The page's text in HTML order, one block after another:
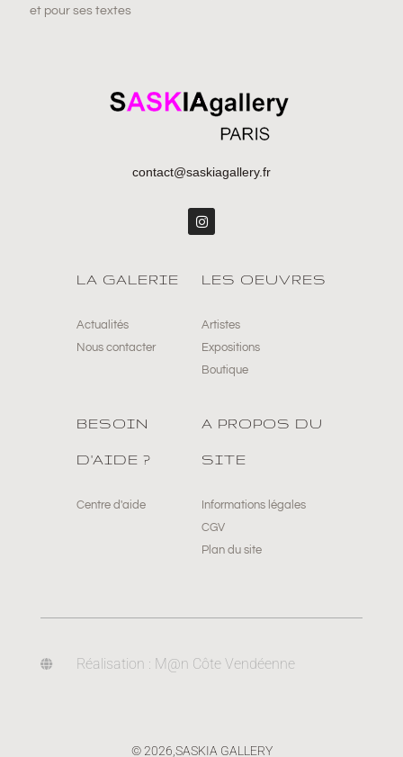
et pour ses textes
contact@saskiagallery.fr
LA GALERIE
Actualités
Nous contacter
LES OEUVRES
Artistes
Expositions
Boutique
BESOIN
D'AIDE ?
Centre d'aide
A PROPOS DU
SITE
Informations légales
CGV
Plan du site
Réalisation : M@n Côte Vendéenne
© 2026, SASKIA GALLERY